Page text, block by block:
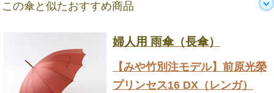
この傘と似たおすすめ商品
婦人用 雨傘（長傘）
【みや竹別注モデル】前原光榮
プリンセス16 DX（レンガ）